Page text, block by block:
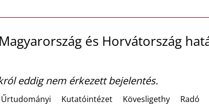
és Horvátország
eddig nem érkezett bejelentés.
Kutatóintézet Kövesligethy Radó